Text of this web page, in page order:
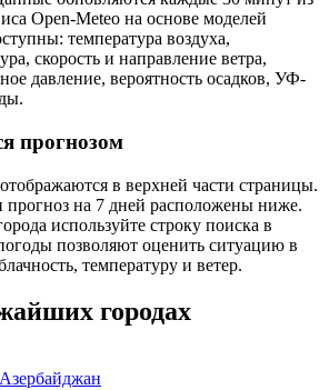
Open-Meteo на основе моделей
температура воздуха,
скорость и направление ветра,
давление, вероятность осадков, УФ-
прогнозом
в верхней части страницы.
прогноз на 7 дней расположены ниже.
используйте строку поиска в
позволяют оценить ситуацию в
температуру и ветер.
городах